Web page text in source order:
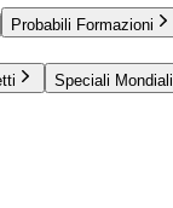
Probabili Formazioni
Speciali Mondiali